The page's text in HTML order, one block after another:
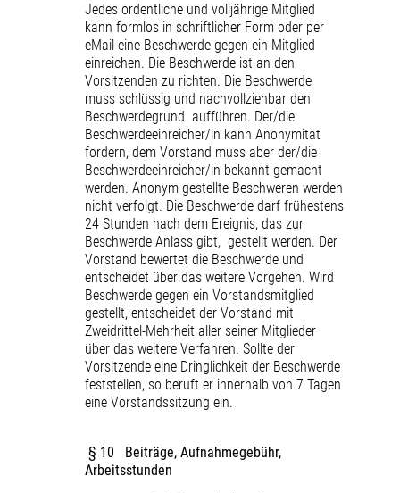
Jedes ordentliche und volljährige Mitglied
kann formlos in schriftlicher Form oder per
eMail eine Beschwerde gegen ein Mitglied
einreichen. Die Beschwerde ist an den
Vorsitzenden zu richten. Die Beschwerde
muss schlüssig und nachvollziehbar den
Beschwerdegrund aufführen. Der/die
Beschwerdeeinreicher/in kann Anonymität
fordern, dem Vorstand muss aber der/die
Beschwerdeeinreicher/in bekannt gemacht
werden. Anonym gestellte Beschweren werden
nicht verfolgt. Die Beschwerde darf frühestens
24 Stunden nach dem Ereignis, das zur
Beschwerde Anlass gibt, gestellt werden. Der
Vorstand bewertet die Beschwerde und
entscheidet über das weitere Vorgehen. Wird
Beschwerde gegen ein Vorstandsmitglied
gestellt, entscheidet der Vorstand mit
Zweidrittel-Mehrheit aller seiner Mitglieder
über das weitere Verfahren. Sollte der
Vorsitzende eine Dringlichkeit der Beschwerde
feststellen, so beruft er innerhalb von 7 Tagen
eine Vorstandssitzung ein.
§ 10 Beiträge, Aufnahmegebühr,
Arbeitsstunden